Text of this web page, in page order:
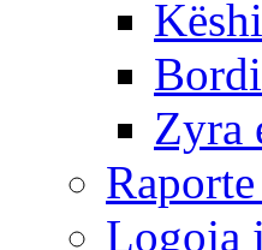
Zyra
Logoja